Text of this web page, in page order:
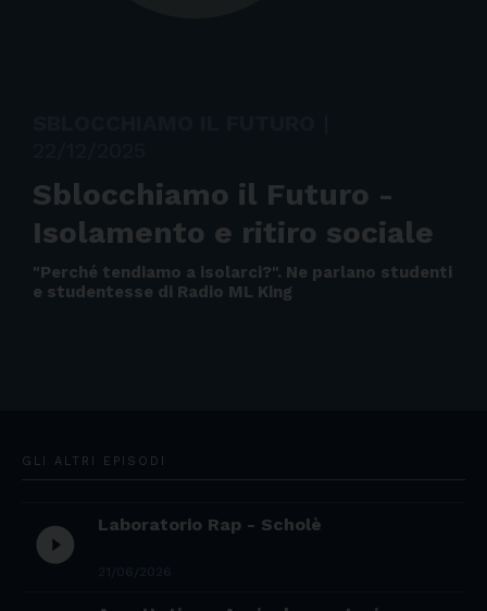
Sblocchiamo il Futuro -
Isolamento e ritiro sociale
"Perché tendiamo a isolarci?". Ne parlano studenti
e studentesse di Radio ML King
GLI ALTRI EPISODI
play_circle_filled Laboratorio Rap - Scholè